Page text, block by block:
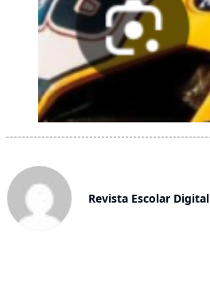
Revista Escolar Digital